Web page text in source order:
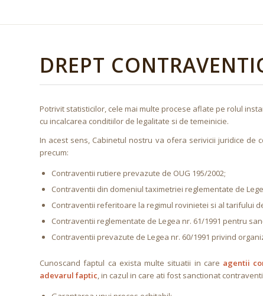
DREPT
Potrivit statisticilor, cele mai multe procese aflate pe rolul
cu incalcarea conditiilor de legalitate si de temeinicie.
In acest sens, Cabinetul nostru va ofera serivicii juridice
precum:
Contraventii rutiere prevazute de OUG 195/2002;
Contraventii din domeniul taximetriei reglementate de
Contraventii referitoare la regimul rovinietei si al tarifului
Contraventii reglementate de Legea nr. 61/1991 pentru
Contraventii prevazute de Legea nr. 60/1991 privind
Cunoscand faptul ca exista multe situatii in care agentii
adevarul faptic, in cazul in care ati fost sanctionat